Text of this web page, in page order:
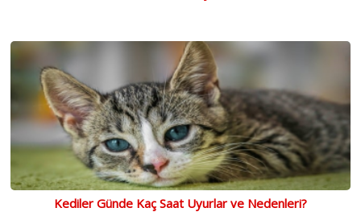
Kediler Günde Kaç Saat Uyurlar ve Nedenleri?